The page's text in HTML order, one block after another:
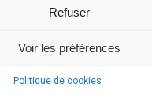
Refuser
Voir les préférences
Politique de cookies